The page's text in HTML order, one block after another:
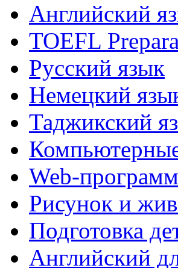
Английский
TOEFL
Русский язык
Немецкий
Таджикский
Web-
Рисунок и
Подготовка
Английский